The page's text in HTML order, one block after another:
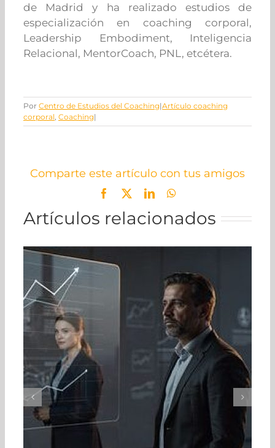
de Madrid y ha realizado estudios de
especialización en coaching corporal,
Leadership Embodiment, Inteligencia
Relacional, MentorCoach, PNL, etcétera.
Por Centro de Estudios del Coaching|Artículo coaching
corporal Coaching|
Comparte este artículo con tus amigos
Facebook LinkedInWhatsApp
Artículos relacionados